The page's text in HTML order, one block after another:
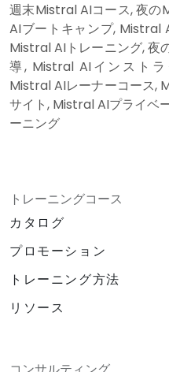
週末Mistral AIコース, 夜
AIブートキャンプ, Mistral
Mistral AIトレーニング, 夜
導, Mistral AIインスト
Mistral AIレーナーコース,
サイト, Mistral AIプライベ
ーニング
トレーニングコース
カタログ
プロモーション
トレーニング方法
リソース